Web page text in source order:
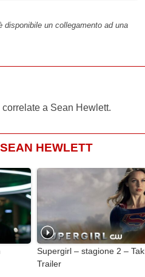
un collegamento ad una
a Sean Hewlett.
HEWLETT
Supergirl – stagione 2 –
Trailer